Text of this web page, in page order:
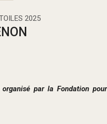
2025
par la Fondation pour